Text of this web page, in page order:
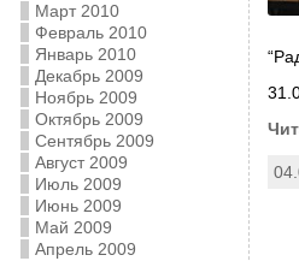
Март 2010
Февраль 2010
Январь 2010
Декабрь 2009
Ноябрь 2009
Октябрь 2009
Сентябрь 2009
Август 2009
Июль 2009
Июнь 2009
Май 2009
Апрель 2009